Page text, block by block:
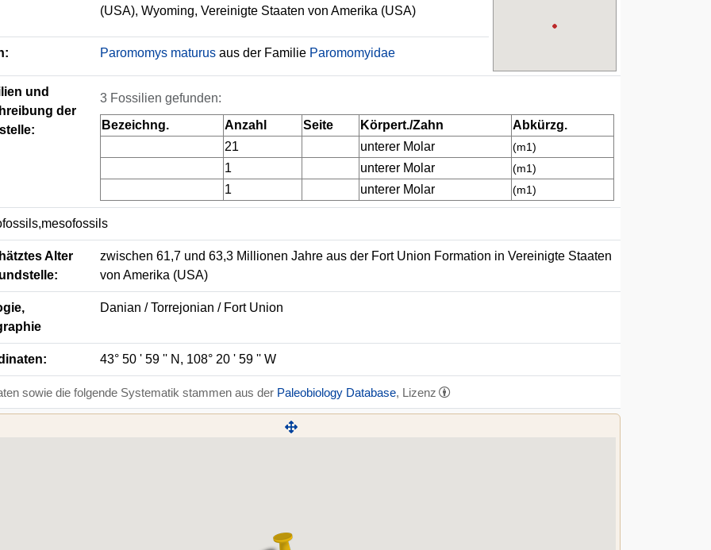
(USA), Wyoming, Vereinigte Staaten von Amerika (USA)
Paromomys maturus aus der Familie Paromomyidae
und
der
3 Fossilien gefunden:
Bezeichng.
Anzahl Seite Körpert./Zahn
Abkürzg.
21
unterer Molar (m1)
1 unterer Molar (m1)
1 unterer Molar (m1)
Alter
zwischen 61,7 und 63,3 Millionen Jahre aus der Fort Union Formation in Vereinigte Staaten
von Amerika (USA)
Danian / Torrejonian / Fort Union
43° 50 ' 59 '' N, 108° 20 ' 59 '' W
sowie die folgende Systematik stammen aus der Paleobiology Database, Lizenz